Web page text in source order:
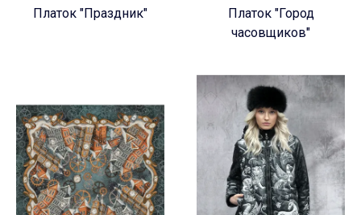
Платок "Праздник"
Платок "Город
часовщиков"